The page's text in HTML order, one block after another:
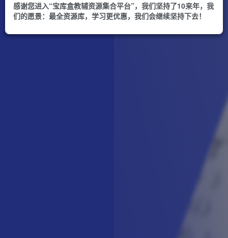
感谢您进入“宝库盒教辅资源集合平台”，我们坚持了10来年，我
们的愿景：最全资源库，学习更优惠，我们会继续坚持下去！